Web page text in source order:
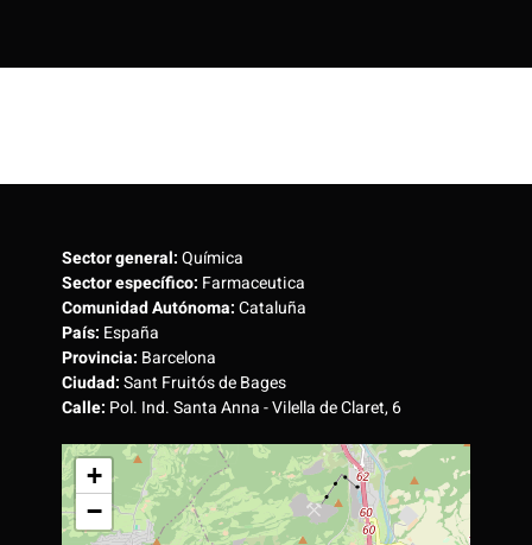
Sector general:Química
Sector específico: Farmaceutica
Comunidad Autónoma:Cataluña
País: España
Provincia: Barcelona
Ciudad:Sant Fruitós de Bages
Calle: Pol. Ind. Santa Anna - Vilella de Claret, 6
+
−